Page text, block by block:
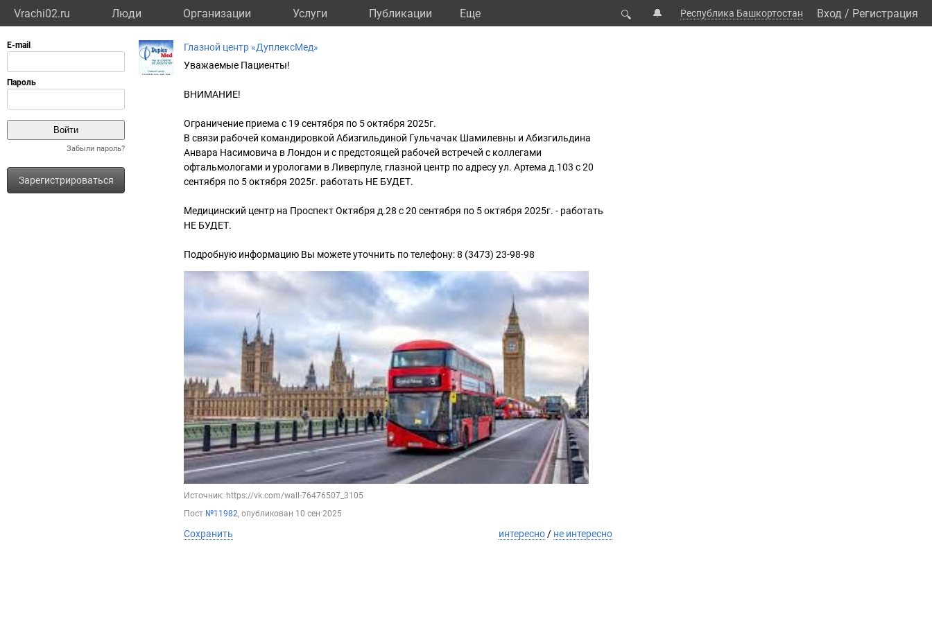
Vrachi02.ru Люди Организации Услуги Публикации Eще 🔍 🔔 Республика Башкортостан Вход / Регистрация
Забыли пароль?
Зарегистрироваться
Глазной центр «ДуплексМед»
Уважаемые Пациенты!
ВНИМАНИЕ!
Ограничение приема c 19 сентября по 5 октября 2025г.
В связи рабочей командировкой Абизгильдиной Гульчачак Шамилевны и Абизгильдина
Анвара Насимовича в Лондон и с предстоящей рабочей встречей с коллегами
офтальмологами и урологами в Ливерпуле, глазной центр по адресу ул. Артема д.103 c 20
сентября по 5 октября 2025г. работать НЕ БУДЕТ.
Медицинский центр на Проспект Октября д.28 c 20 сентября по 5 октября 2025г. - работать
НЕ БУДЕТ.
Подробную информацию Вы можете уточнить по телефону: 8 (3473) 23-98-98
Источник: https://vk.com/wall-76476507_3105
Пост №11982, опубликован 10 сен 2025
Сохранить интересно / не интересно